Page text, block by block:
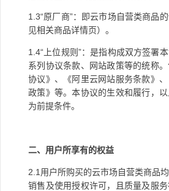
1.3“原厂商”：即云市场自营类商品
见相关商品详情页）。
1.4“ 上位规则 ”：是指构成双方签署
系列协议条款、网站政策等的统称
协议》、《阿里云网站服务条款》
政策》等。本协议的生效和履行，
为前提条件。
二、用户所享有的权益
2.1 用户所购买的云市场自营类商品
销售及使用授权许可，且质量及服